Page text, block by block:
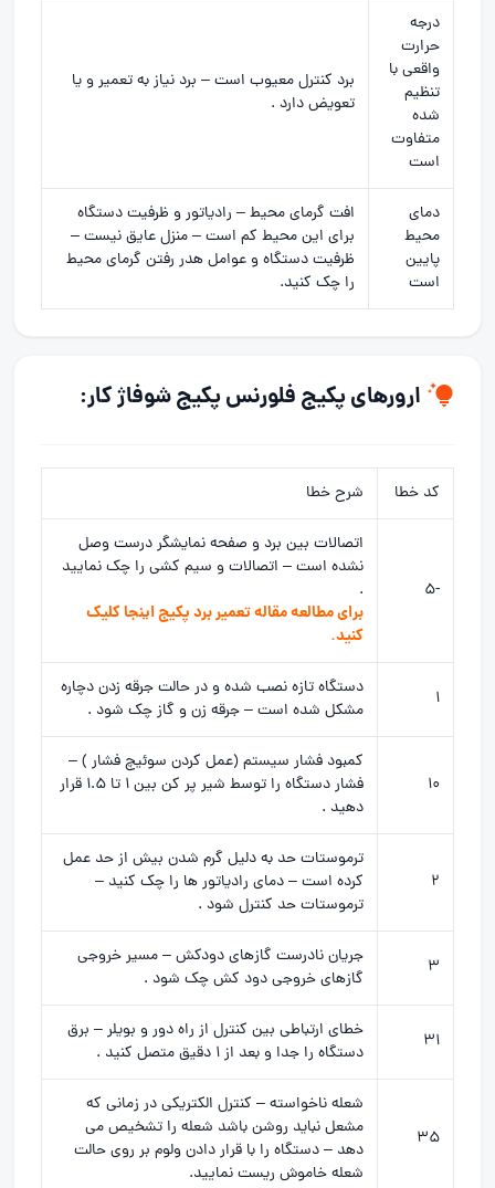
درجه
حرارت
واقعی با
تنظیم
شده
متفاوت
است
برد کنترل معیوب است – برد نیاز به تعمیر و یا
تعویض دارد .
دمای
محیط
پایین
است
افت گرمای محیط – رادیاتور و ظرفیت دستگاه
برای این محیط کم است – منزل عایق نیست –
ظرفیت دستگاه و عوامل هدر رفتن گرمای محیط
را چک کنید.
ارورهای پکیج فلورنس پکیج شوفاژ کار:
کد خطا شرح خطا
-5
اتصالات بین برد و صفحه نمایشگر درست وصل
نشده است – اتصالات و سیم کشی را چک نمایید
.
برای مطالعه مقالهتعمیر برد پکیجاینجا کلیک
کنید.
1
دستگاه تازه نصب شده و در حالت جرقه زدن دچاره
مشکل شده است – جرقه زن و گاز چک شود .
10
کمبود فشار سیستم (عمل کردن سوئیچ فشار ) –
فشار دستگاه را توسط شیر پر کن بین 1 تا 1.5 قرار
دهید .
2
ترموستات حد به دلیل گرم شدن بیش از حد عمل
کرده است – دمای رادیاتور ها را چک کنید –
ترموستات حد کنترل شود .
3
جریان نادرست گازهای دودکش – مسیر خروجی
گازهای خروجی دود کش چک شود .
31
خطای ارتباطی بین کنترل از راه دور و بویلر – برق
دستگاه را جدا و بعد از 1 دقیق متصل کنید .
35
شعله ناخواسته – کنترل الکتریکی در زمانی که
مشعل نباید روشن باشد شعله را تشخیص می
دهد – دستگاه را با قرار دادن ولوم بر روی حالت
شعله خاموش ریست نمایید.